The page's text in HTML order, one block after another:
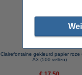
Clairefontaine gekleurd papier roze
A3 (500 vellen)